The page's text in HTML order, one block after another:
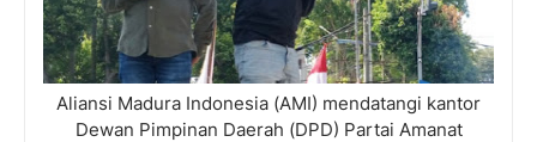
Aliansi Madura Indonesia (AMI) mendatangi kantor
Dewan Pimpinan Daerah (DPD) Partai Amanat